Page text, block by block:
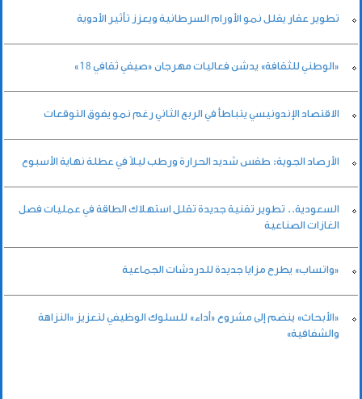
تطوير عقار يقلل نمو الأورام السرطانية ويعزز تأثير الأدوية
«الوطني للثقافة» يدشن فعاليات مهرجان «صيفي ثقافي 18»
الاقتصاد الإندونيسي يتباطأ في الربع الثاني رغم نمو يفوق التوقعات
الأرصاد الجوية: طقس شديد الحرارة ورطب ليلاً في عطلة نهاية الأسبوع
السعودية.. تطوير تقنية جديدة تقلل استهلاك الطاقة في عمليات فصل
الغازات الصناعية
«واتساب» يطرح مزايا جديدة للدردشات الجماعية
«الأبحاث» ينضم إلى مشروع «أداء» للسلوك الوظيفي لتعزيز «النزاهة
والشفافية»